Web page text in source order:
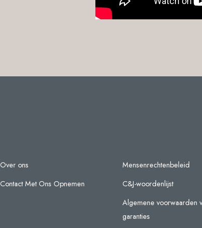
Over ons
Contact Met Ons Opnemen
Mensenrechtenbeleid
C&J-woordenlijst
Algemene voorwaarden
garanties